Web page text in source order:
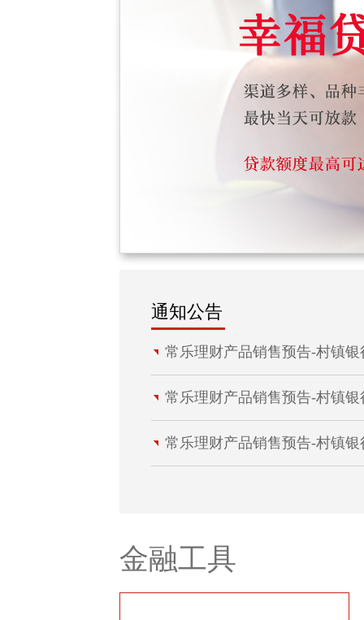
通知公告
常乐理财产品销售预告-村镇银
常乐理财产品销售预告-村镇银
常乐理财产品销售预告-村镇银
金融工具